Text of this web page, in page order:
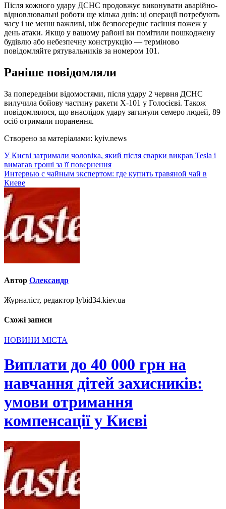
Після кожного удару ДСНС продовжує виконувати аварійно-
відновлювальні роботи ще кілька днів: ці операції потребують
часу і не менш важливі, ніж безпосереднє гасіння пожеж у
день атаки. Якщо у вашому районі ви помітили пошкоджену
будівлю або небезпечну конструкцію — терміново
повідомляйте рятувальників за номером 101.
Раніше повідомляли
За попередніми відомостями, після удару 2 червня ДСНС
вилучила бойову частину ракети Х-101 у Голосієві. Також
повідомлялося, що внаслідок удару загинули семеро людей, 89
осіб отримали поранення.
Створено за матеріалами: kyiv.news
Навігація
записів
У Києві затримали чоловіка, який після сварки викрав Tesla і
вимагав гроші за її повернення
Интервью с чайным экспертом: где купить травяной чай в
Киеве
Автор Олександр
Журналіст, редактор lybid34.kiev.ua
Схожі записи
НОВИНИ МІСТА
Виплати до 40 000 грн на
навчання дітей захисників:
умови отримання
компенсації у Києві